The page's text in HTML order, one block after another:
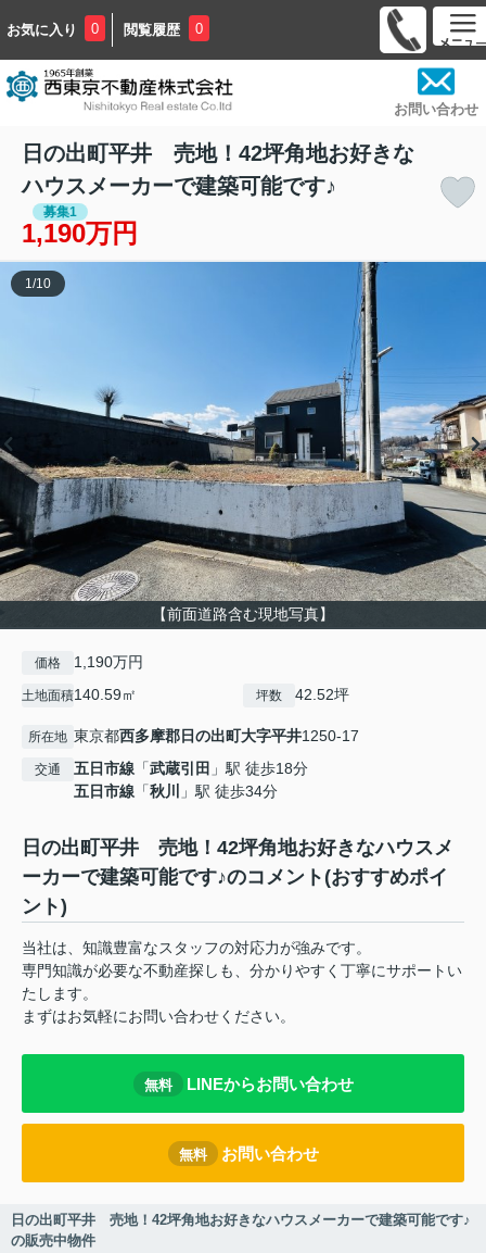
お気に入り 0 閲覧履歴 0
お問い合わせ
日の出町平井 売地！42坪角地お好きな
ハウスメーカーで建築可能です♪
募集1
1,190万円
【前面道路含む現地写真】
1 /10
価格 1,190万円
土地面積140.59㎡ 坪数 42.52坪
所在地 東京都西多摩郡日の出町大字平井1250-17
交通 五日市線 「武蔵引田 」駅 徒歩18分
五日市線 「秋川 」駅 徒歩34分
日の出町平井 売地！42坪角地お好きなハウスメ
ーカーで建築可能です♪のコメント(おすすめポイ
ント)
当社は、知識豊富なスタッフの対応力が強みです。
専門知識が必要な不動産探しも、分かりやすく丁寧にサポートい
たします。
まずはお気軽にお問い合わせください。
無料 LINEからお問い合わせ
無料 お問い合わせ
日の出町平井 売地！42坪角地お好きなハウスメーカーで建築可能です♪
の販売中物件